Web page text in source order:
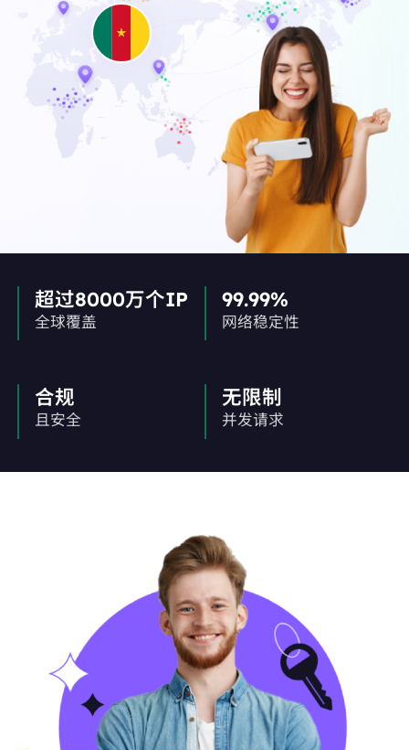
超过8000万个IP
全球覆盖
99.99%
网络稳定性
合规
且安全
无限制
并发请求